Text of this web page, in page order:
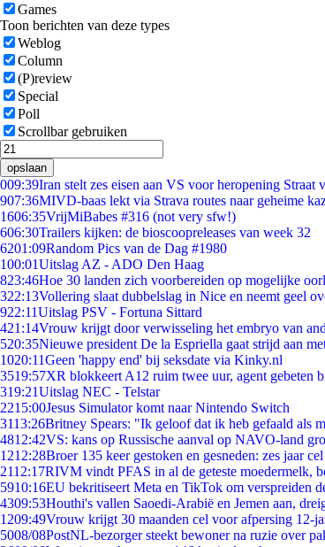
Games
Toon berichten van deze types
Weblog
Column
(P)review
Special
Poll
Scrollbar gebruiken
opslaan
009:39Iran stelt zes eisen aan VS voor heropening Straat
907:36MIVD-baas lekt via Strava routes naar geheime
1606:35VrijMiBabes #316 (not very sfw!)
606:30Trailers kijken: de bioscoopreleases van week 32
6201:09Random Pics van de Dag #1980
100:01Uitslag AZ - ADO Den Haag
823:46Hoe 30 landen zich voorbereiden op mogelijke
322:13Vollering slaat dubbelslag in Nice en neemt geel
922:11Uitslag PSV - Fortuna Sittard
421:14Vrouw krijgt door verwisseling het embryo van
520:35Nieuwe president De la Espriella gaat strijd aan
1020:11Geen 'happy end' bij seksdate via Kinky.nl
3519:57XR blokkeert A12 ruim twee uur, agent gebeten
319:21Uitslag NEC - Telstar
2215:00Jesus Simulator komt naar Nintendo Switch
3113:26Britney Spears: "Ik geloof dat ik heb gefaald als
4812:42VS: kans op Russische aanval op NAVO-land
1212:28Broer 135 keer gestoken en gesneden: zes jaar
2112:17RIVM vindt PFAS in al de geteste moedermelk,
5910:16EU bekritiseert Meta en TikTok om verspreiden
4309:53Houthi's vallen Saoedi-Arabië en Jemen aan,
1209:49Vrouw krijgt 30 maanden cel voor afpersing 12-
5008/08PostNL-bezorger steekt bewoner na ruzie over